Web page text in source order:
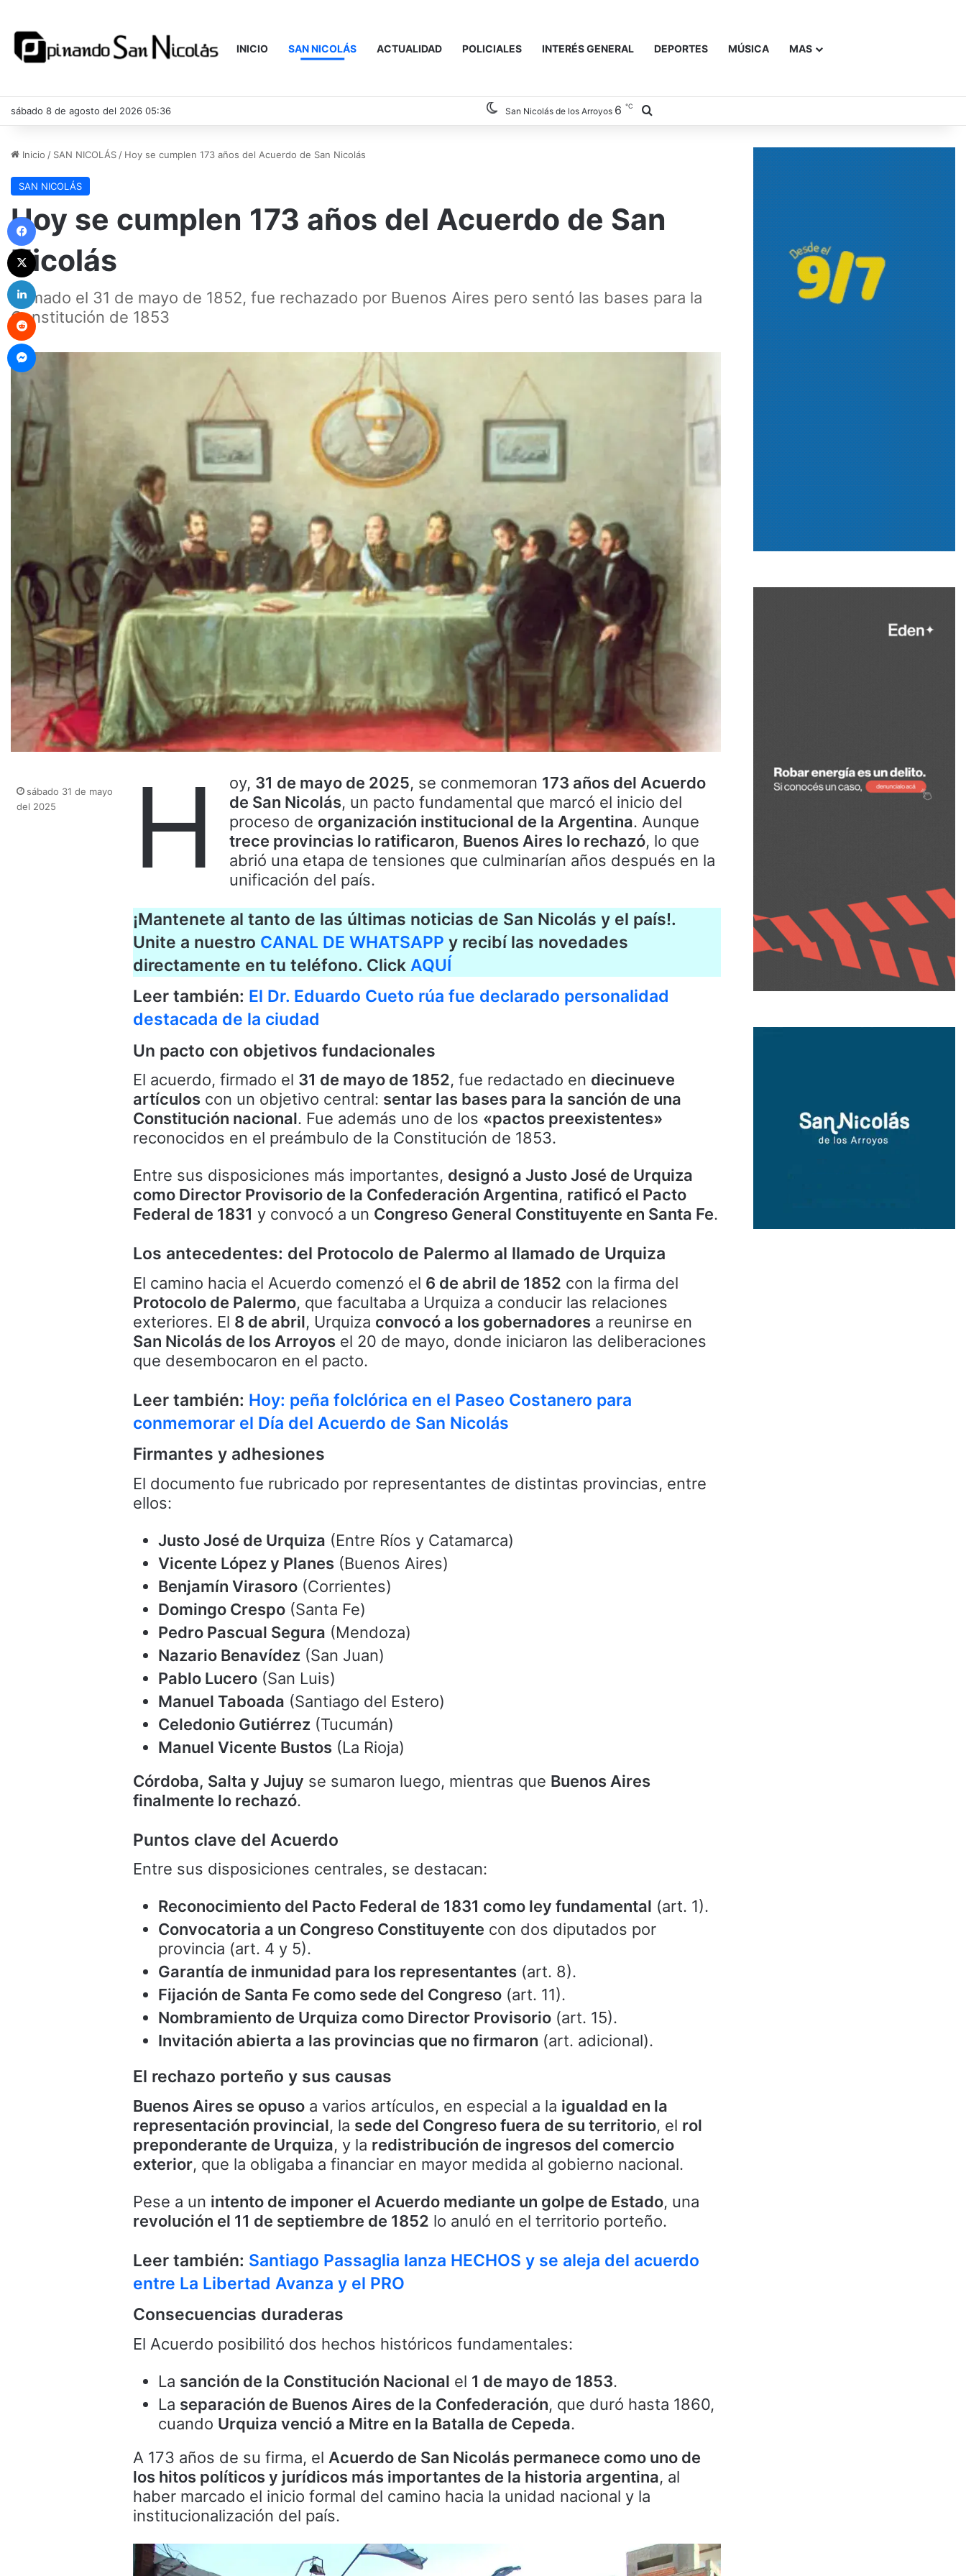
INICIO SAN NICOLÁS ACTUALIDAD POLICIALES INTERÉS GENERAL DEPORTES MÚSICA MAS
sábado 8 de agosto del 2026 05:36 San Nicolás de los Arroyos 6 ℃
Inicio / SAN NICOLÁS / Hoy se cumplen 173 años del Acuerdo de San Nicolás
SAN NICOLÁS
Hoy se cumplen 173 años del Acuerdo de San
Nicolás
Firmado el 31 de mayo de 1852, fue rechazado por Buenos Aires pero sentó las bases para la
Constitución de 1853
H oy, 31 de mayo de 2025, se conmemoran 173 años del Acuerdo
de San Nicolás, un pacto fundamental que marcó el inicio del
proceso de organización institucional de la Argentina. Aunque
trece provincias lo ratificaron, Buenos Aires lo rechazó, lo que
abrió una etapa de tensiones que culminarían años después en la
unificación del país.
¡Mantenete al tanto de las últimas noticias de San Nicolás y el país!.
Unite a nuestro CANAL DE WHATSAPP y recibí las novedades
directamente en tu teléfono. Click AQUÍ
Leer también: El Dr. Eduardo Cueto rúa fue declarado personalidad
destacada de la ciudad
Un pacto con objetivos fundacionales
El acuerdo, firmado el 31 de mayo de 1852, fue redactado en diecinueve
artículos con un objetivo central: sentar las bases para la sanción de una
Constitución nacional. Fue además uno de los «pactos preexistentes»
reconocidos en el preámbulo de la Constitución de 1853.
Entre sus disposiciones más importantes, designó a Justo José de Urquiza
como Director Provisorio de la Confederación Argentina, ratificó el Pacto
Federal de 1831 y convocó a un Congreso General Constituyente en Santa Fe.
Los antecedentes: del Protocolo de Palermo al llamado de Urquiza
El camino hacia el Acuerdo comenzó el 6 de abril de 1852 con la firma del
Protocolo de Palermo, que facultaba a Urquiza a conducir las relaciones
exteriores. El 8 de abril, Urquiza convocó a los gobernadores a reunirse en
San Nicolás de los Arroyos el 20 de mayo, donde iniciaron las deliberaciones
que desembocaron en el pacto.
Leer también: Hoy: peña folclórica en el Paseo Costanero para
conmemorar el Día del Acuerdo de San Nicolás
Firmantes y adhesiones
El documento fue rubricado por representantes de distintas provincias, entre
ellos:
Justo José de Urquiza (Entre Ríos y Catamarca)
Vicente López y Planes (Buenos Aires)
Benjamín Virasoro (Corrientes)
Domingo Crespo (Santa Fe)
Pedro Pascual Segura (Mendoza)
Nazario Benavídez (San Juan)
Pablo Lucero (San Luis)
Manuel Taboada (Santiago del Estero)
Celedonio Gutiérrez (Tucumán)
Manuel Vicente Bustos (La Rioja)
Córdoba, Salta y Jujuy se sumaron luego, mientras que Buenos Aires
finalmente lo rechazó.
Puntos clave del Acuerdo
Entre sus disposiciones centrales, se destacan:
Reconocimiento del Pacto Federal de 1831 como ley fundamental (art. 1).
Convocatoria a un Congreso Constituyente con dos diputados por
provincia (art. 4 y 5).
Garantía de inmunidad para los representantes (art. 8).
Fijación de Santa Fe como sede del Congreso (art. 11).
Nombramiento de Urquiza como Director Provisorio (art. 15).
Invitación abierta a las provincias que no firmaron (art. adicional).
El rechazo porteño y sus causas
Buenos Aires se opuso a varios artículos, en especial a la igualdad en la
representación provincial, la sede del Congreso fuera de su territorio, el rol
preponderante de Urquiza, y la redistribución de ingresos del comercio
exterior, que la obligaba a financiar en mayor medida al gobierno nacional.
Pese a un intento de imponer el Acuerdo mediante un golpe de Estado, una
revolución el 11 de septiembre de 1852 lo anuló en el territorio porteño.
Leer también: Santiago Passaglia lanza HECHOS y se aleja del acuerdo
entre La Libertad Avanza y el PRO
Consecuencias duraderas
El Acuerdo posibilitó dos hechos históricos fundamentales:
La sanción de la Constitución Nacional el 1 de mayo de 1853.
La separación de Buenos Aires de la Confederación, que duró hasta 1860,
cuando Urquiza venció a Mitre en la Batalla de Cepeda.
A 173 años de su firma, el Acuerdo de San Nicolás permanece como uno de
los hitos políticos y jurídicos más importantes de la historia argentina, al
haber marcado el inicio formal del camino hacia la unidad nacional y la
institucionalización del país.
sábado 31 de mayo
del 2025
Facebook
X
Reddit